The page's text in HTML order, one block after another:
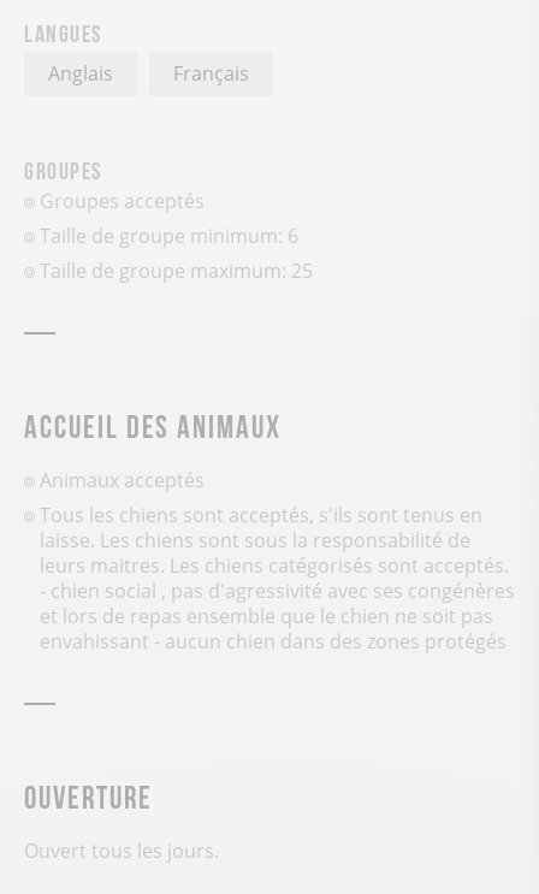
Langues
Anglais Français
Groupes
Groupes acceptés
Taille de groupe minimum: 6
Taille de groupe maximum: 25
Accueil des animaux
Animaux acceptés
Tous les chiens sont acceptés, s'ils sont tenus en
laisse. Les chiens sont sous la responsabilité de
leurs maitres. Les chiens catégorisés sont acceptés.
- chien social , pas d'agressivité avec ses congénères
et lors de repas ensemble que le chien ne soit pas
envahissant - aucun chien dans des zones protégés
Ouverture
Ouvert tous les jours.